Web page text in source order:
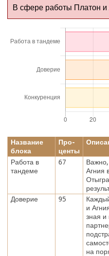
В сфере работы Платон
Название
блока
Про-
центы
Работа в
тандеме
67
Агния
Доверие
95
и
зная и
на